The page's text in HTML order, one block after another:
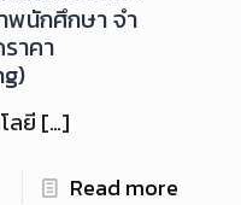
นักศึกษา จํา
าคา
ลยี […]
Read more